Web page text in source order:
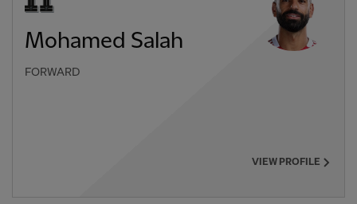
Mohamed Salah
FORWARD
VIEW PROFILE